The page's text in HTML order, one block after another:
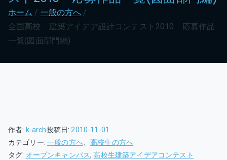
ホーム
一般の方へ
全国高校 建築アイデア設計コンテスト2010 応募作品
一覧(図面部門編)
作者: k-arch投稿日:2010-11-01
カテゴリー:一般の方へ、高校生の方へ
タグ: オープンキャンパス,高校生建築アイデアコンテスト